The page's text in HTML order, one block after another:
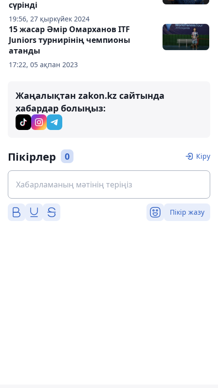
19:56, 27 қыркүйек 2024
сүрінді
17:22, 05 ақпан 2023
15 жасар Әмір Омарханов ITF
Juniors турнирінің чемпионы
атанды
Жаңалықтан zakon.kz сайтында
хабардар болыңыз:
Пікірлер 0 Кіру
Пікір жазу